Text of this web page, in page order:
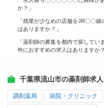
か？」
「残業が少なめの店舗をJR〇〇
はありますか？」
「薬剤師の募集を都内で探して
外におすすめの求人はありますか
千葉県流山市の薬剤師求
調剤薬局 病院・クリニック